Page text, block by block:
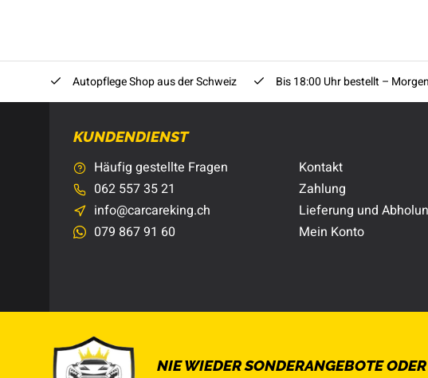
Autopflege Shop aus der Schweiz Bis 18:00 Uhr bestellt –
KUNDENDIENST
Häufig gestellte Fragen
062 557 35 21
info@carcareking.ch
079 867 91 60
Kontakt
Zahlung
Lieferung und
Mein Konto
NIE WIEDER SONDERANGEBOTE